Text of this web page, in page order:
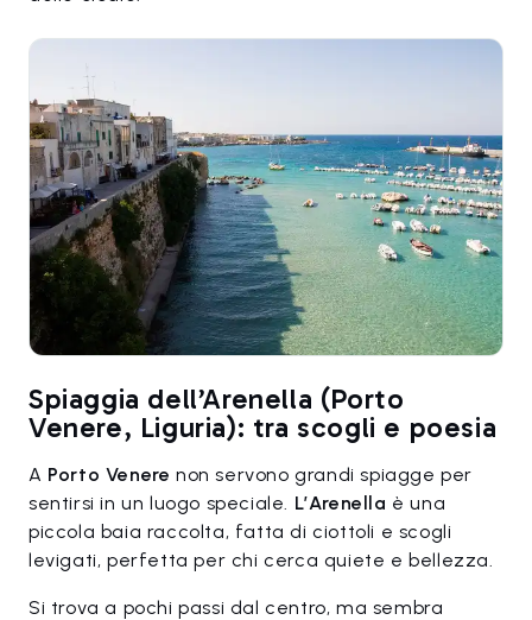
Spiaggia dell’Arenella (Porto
Venere, Liguria): tra scogli e poesia
A Porto Venere non servono grandi spiagge per
sentirsi in un luogo speciale. L’Arenella è una
piccola baia raccolta, fatta di ciottoli e scogli
levigati, perfetta per chi cerca quiete e bellezza.
Si trova a pochi passi dal centro, ma sembra